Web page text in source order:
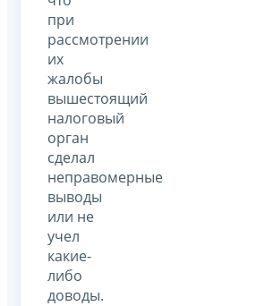
при
рассмотрении
их
жалобы
вышестоящий
налоговый
орган
сделал
неправомерные
выводы
или не
учел
какие-
либо
доводы.